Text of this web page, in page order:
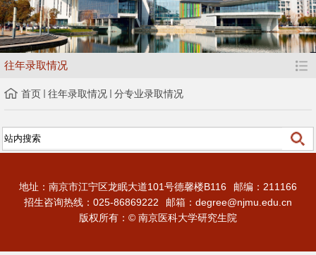
往年录取情况
首页 往年录取情况 分专业录取情况
地址：南京市江宁区龙眠大道101号德馨楼B116
邮编：211166
招生咨询热线：025-86869222
邮箱：degree@njmu.edu.cn
版权所有：© 南京医科大学研究生院